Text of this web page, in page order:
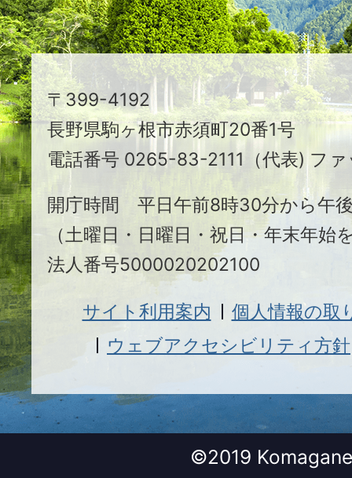
ま
ち
駒
ヶ
根
市
〒399-4192
長野県駒ヶ根市赤須町20番1号
電話番号 0265-83-2111（代表) フ
開庁時間 平日午前8時30分から午
（土曜日・日曜日・祝日・年末年始
法人番号5000020202100
サイト利用案内
個人情報の取
ウェブアクセシビリティ方針
©2019